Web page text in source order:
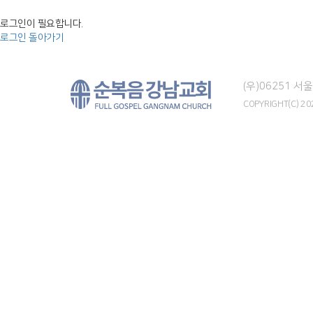
로그인이 필요합니다.
로그인 돌아가기
(우)06251 서
COPYRIGHT(C)